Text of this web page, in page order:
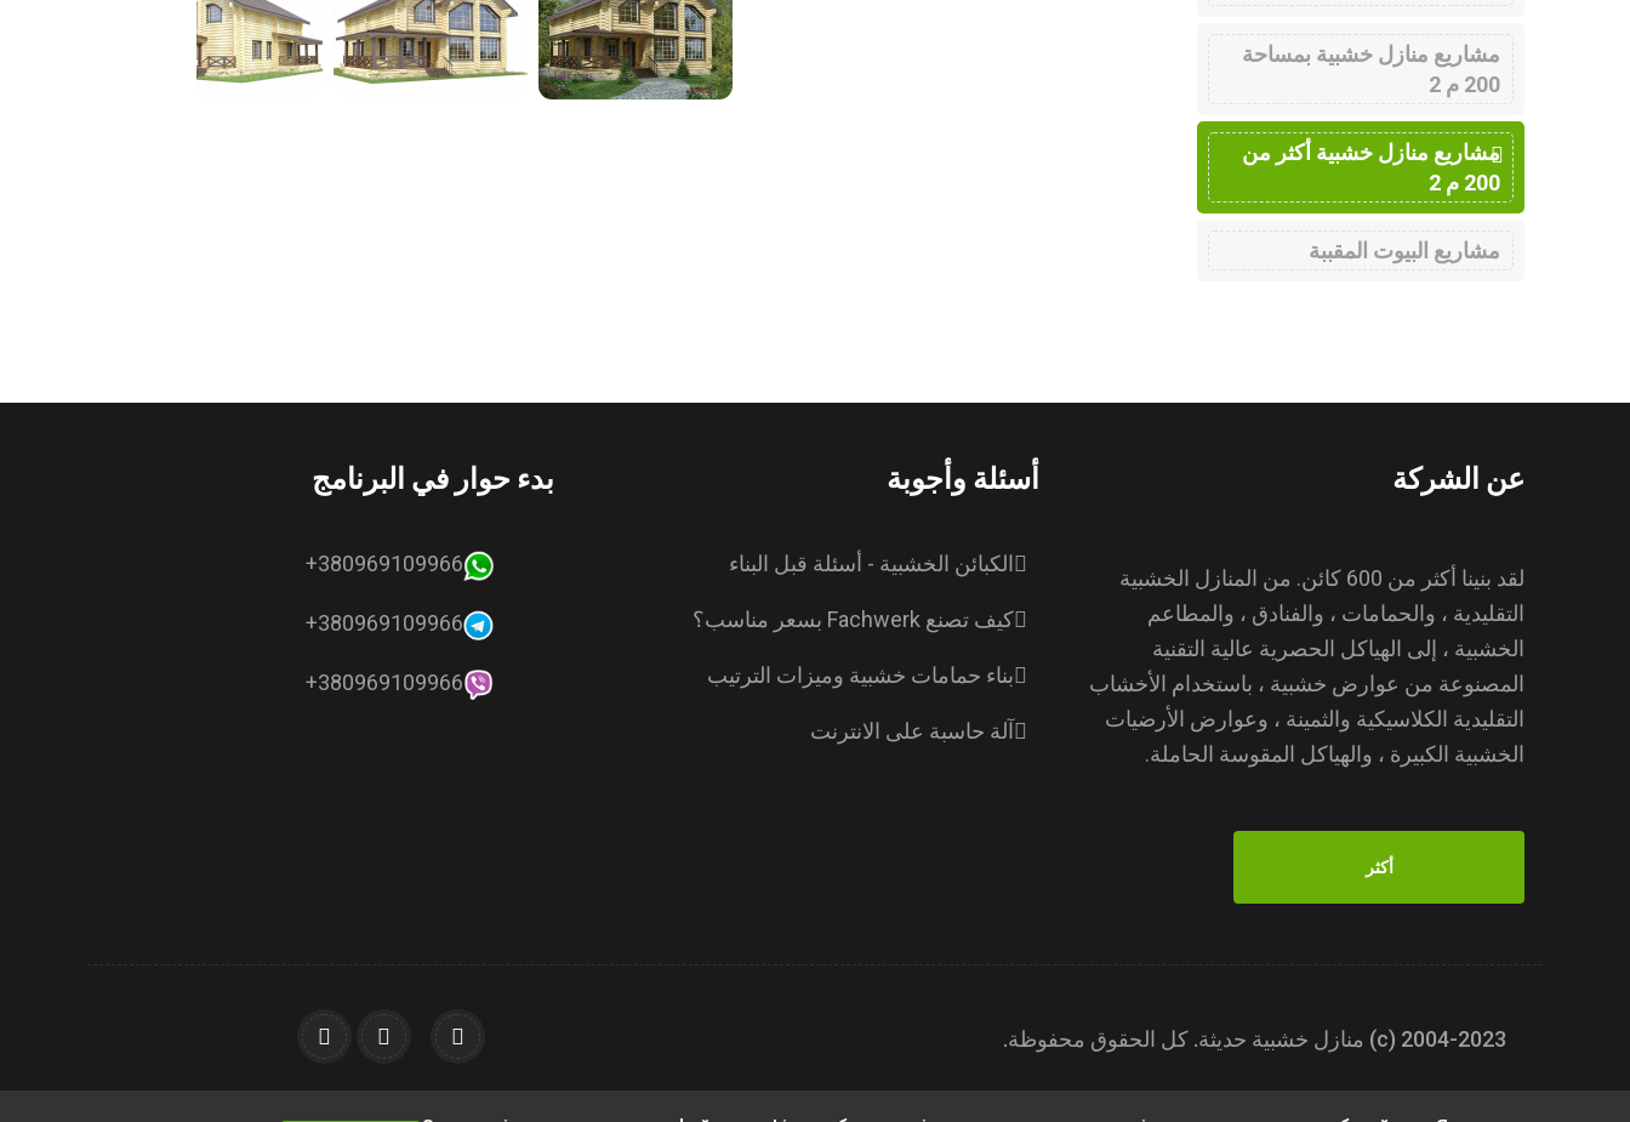
مشاريع منازل خشبية بمساحة
200 م 2
مشاريع منازل خشبية أكثر من
200 م 2
مشاريع البيوت المقببة
عن الشركة
لقد بنينا أكثر من 600 كائن. من المنازل الخشبية
التقليدية ، والحمامات ، والفنادق ، والمطاعم
الخشبية ، إلى الهياكل الحصرية عالية التقنية
المصنوعة من عوارض خشبية ، باستخدام الأخشاب
التقليدية الكلاسيكية والثمينة ، وعوارض الأرضيات
الخشبية الكبيرة ، والهياكل المقوسة الحاملة.
أكثر
أسئلة وأجوبة
الكبائن الخشبية - أسئلة قبل البناء
كيف تصنع Fachwerk بسعر مناسب؟
بناء حمامات خشبية وميزات الترتيب
آلة حاسبة على الانترنت
بدء حوار في البرنامج
380969109966+
380969109966+
380969109966+
2004-2023 (с) منازل خشبية حديثة. كل الحقوق محفوظة.